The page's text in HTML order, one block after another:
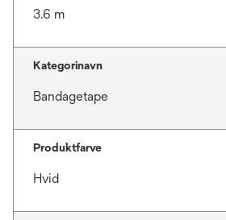
3.6 m
Kategorinavn
Bandagetape
Produktfarve
Hvid